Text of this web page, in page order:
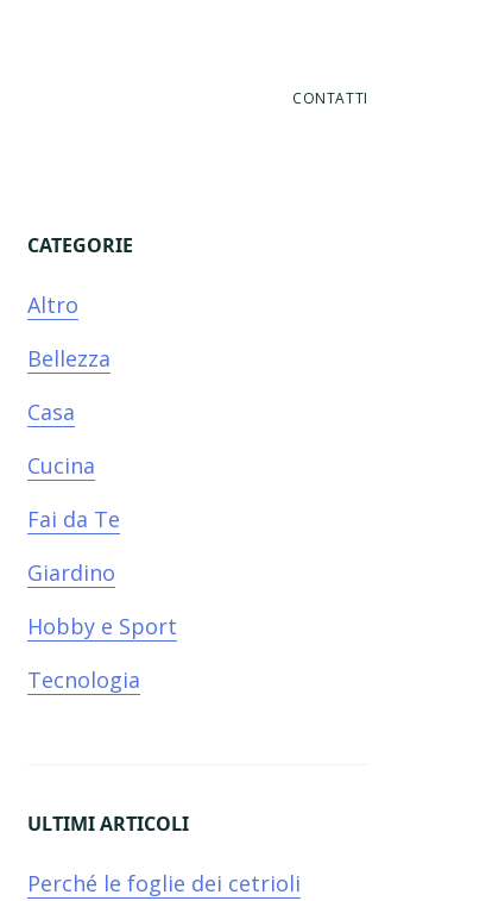
CONTATTI
Primary
Sidebar
CATEGORIE
Altro
Bellezza
Casa
Cucina
Fai da Te
Giardino
Hobby e Sport
Tecnologia
ULTIMI ARTICOLI
Perché le foglie dei cetrioli